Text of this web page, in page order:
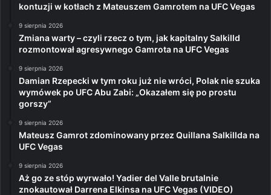
kontuzji w kotłach z Mateuszem Gamrotem na UFC Vegas
9 sierpnia 2026
Zmiana warty – czyli rzecz o tym, jak kapitalny Salkilld
rozmontował agresywnego Gamrota na UFC Vegas
9 sierpnia 2026
Damian Rzepecki w tym roku już nie wróci, Polak nie szuka
wymówek po UFC Abu Zabi: „Okazałem się po prostu
gorszy”
9 sierpnia 2026
Mateusz Gamrot zdominowany przez Quillana Salkillda na
UFC Vegas
9 sierpnia 2026
Aż go ze stóp wyrwało! Yadier del Valle brutalnie
znokautował Darrena Elkinsa na UFC Vegas (VIDEO)